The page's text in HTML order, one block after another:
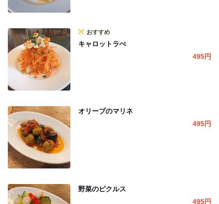
おすすめ
キャロットラぺ
495円
オリーブのマリネ
495円
野菜のピクルス
495円